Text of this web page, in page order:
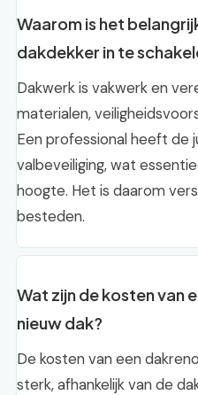
Waarom is het
dakdekker in te
Dakwerk is vakwerk en
materialen,
Een professional heeft de
valbeveiliging, wat
hoogte. Het is daarom
besteden.
Wat zijn de kosten van
nieuw dak?
De kosten van een
sterk, afhankelijk van de